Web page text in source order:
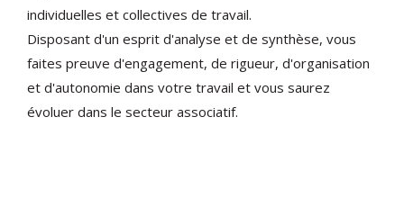
individuelles et collectives de travail.
Disposant d'un esprit d'analyse et de synthèse, vous
faites preuve d'engagement, de rigueur, d'organisation
et d'autonomie dans votre travail et vous saurez
évoluer dans le secteur associatif.